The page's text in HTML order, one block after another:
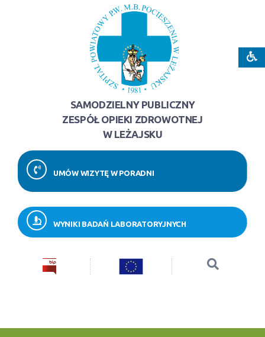
SAMODZIELNY PUBLICZNY
ZESPÓŁ OPIEKI ZDROWOTNEJ
W LEŻAJSKU
UMÓW WIZYTĘ W PORADNI
WYNIKI BADAŃ LABORATORYJNYCH